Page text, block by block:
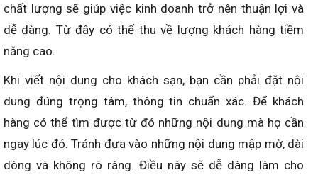
chất lượng sẽ giúp việc kinh doanh trở nên thuận lợi và
dễ dàng. Từ đây có thể thu về lượng khách hàng tiềm
năng cao.
Khi viết nội dung cho khách sạn, bạn cần phải đặt nội
dung đúng trọng tâm, thông tin chuẩn xác. Để khách
hàng có thể tìm được từ đó những nội dung mà họ cần
ngay lúc đó. Tránh đưa vào những nội dung mập mờ, dài
dòng và không rõ ràng. Điều này sẽ dễ dàng làm cho